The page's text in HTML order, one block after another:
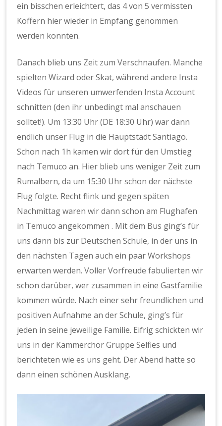
ein bisschen erleichtert, das 4 von 5 vermissten
Koffern hier wieder in Empfang genommen
werden konnten.
Danach blieb uns Zeit zum Verschnaufen. Manche
spielten Wizard oder Skat, während andere Insta
Videos für unseren umwerfenden Insta Account
schnitten (den ihr unbedingt mal anschauen
solltet!). Um 13:30 Uhr (DE 18:30 Uhr) war dann
endlich unser Flug in die Hauptstadt Santiago.
Schon nach 1h kamen wir dort für den Umstieg
nach Temuco an. Hier blieb uns weniger Zeit zum
Rumalbern, da um 15:30 Uhr schon der nächste
Flug folgte. Recht flink und gegen späten
Nachmittag waren wir dann schon am Flughafen
in Temuco angekommen . Mit dem Bus ging’s für
uns dann bis zur Deutschen Schule, in der uns in
den nächsten Tagen auch ein paar Workshops
erwarten werden. Voller Vorfreude fabulierten wir
schon darüber, wer zusammen in eine Gastfamilie
kommen würde. Nach einer sehr freundlichen und
positiven Aufnahme an der Schule, ging’s für
jeden in seine jeweilige Familie. Eifrig schickten wir
uns in der Kammerchor Gruppe Selfies und
berichteten wie es uns geht. Der Abend hatte so
dann einen schönen Ausklang.